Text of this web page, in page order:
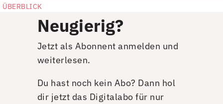
ÜBERBLICK
Neugierig?
Jetzt als Abonnent anmelden und
weiterlesen.
Du hast noch kein Abo? Dann hol
dir jetzt das Digitalabo für nur